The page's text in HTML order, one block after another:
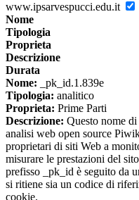
www.ipsarvespucci.edu.it
Nome
Tipologia
Proprieta
Descrizione
Durata
Nome: _pk_id.1.839e
Tipologia: analitico
Proprieta: Prime Parti
Descrizione: Questo nome
analisi web open source
proprietari di siti Web a
misurare le prestazioni del
prefisso _pk_id è seguito da
si ritiene sia un codice di
cookie.